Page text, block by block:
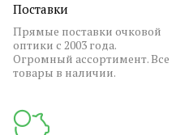
Поставки
Прямые поставки очковой
оптики с 2003 года.
Огромный ассортимент. Все
товары в наличии.